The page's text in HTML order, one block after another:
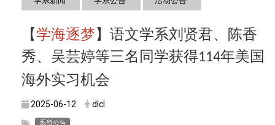
【学海逐梦】语文学系刘贤君、陈香
秀、吴芸婷等三名同学获得114年美国
海外实习机会
2025-06-12 dlcl
系所公告